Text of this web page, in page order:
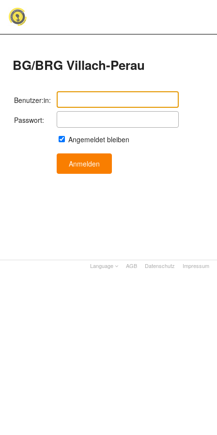
BG/BRG Villach-Perau
Benutzer:in:
Passwort:
Angemeldet bleiben
Language AGB Datenschutz Impressum